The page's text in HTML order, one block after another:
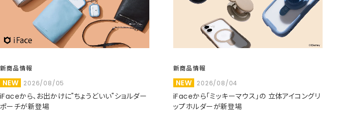
新商品情報
NEW 2026/08/05
iFaceから、お出かけに"ちょうどいい"ショルダー
ポーチが新登場
新商品情報
NEW 2026/08/04
iFaceから「ミッキーマウス」の 立体アイコングリ
ップホルダーが新登場